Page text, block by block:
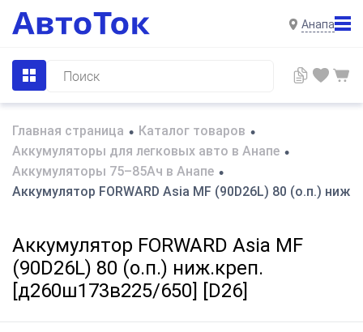
Анапа
Главная страница • Каталог товаров •
Аккумуляторы для легковых авто в Анапе •
Аккумуляторы 75–85Ач в Анапе •
Аккумулятор FORWARD Asia MF (90D26L) 80 (о.п.)
Аккумулятор FORWARD Asia MF
(90D26L) 80 (о.п.) ниж.креп.
[д260ш173в225/650] [D26]